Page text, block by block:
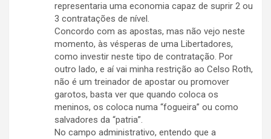
representaria uma economia capaz de suprir 2 ou
3 contratações de nível.
Concordo com as apostas, mas não vejo neste
momento, às vésperas de uma Libertadores,
como investir neste tipo de contratação. Por
outro lado, e aí vai minha restrição ao Celso Roth,
não é um treinador de apostar ou promover
garotos, basta ver que quando coloca os
meninos, os coloca numa “fogueira” ou como
salvadores da “patria”.
No campo administrativo, entendo que a